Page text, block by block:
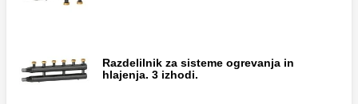
Razdelilnik za sisteme ogrevanja in
hlajenja. 3 izhodi.